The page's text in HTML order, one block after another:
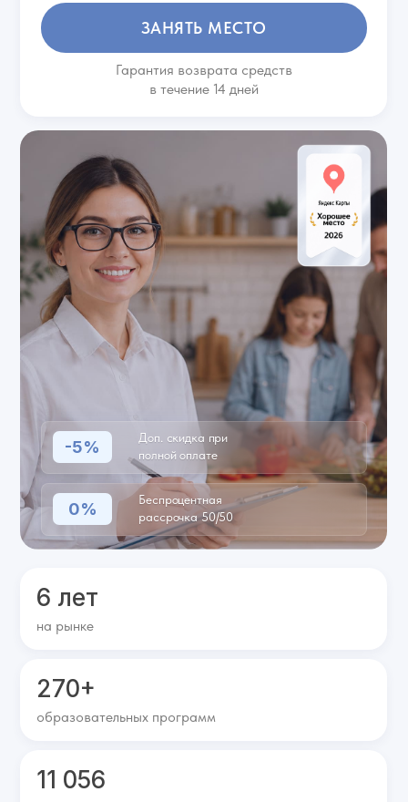
Гарантия возврата средств
в течение 14 дней
ЗАНЯТЬ МЕСТО
6 лет
на рынке
270+
образовательных программ
11 056
Доп. скидка при
полной оплате
Беспроцентная
рассрочка 50/50
-5%
0%